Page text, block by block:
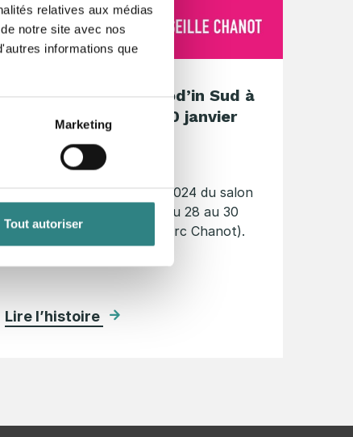
relatives aux médias
notre site avec nos
informations que
Marketing
Tout autoriser
Trivec participe à Food’in Sud à
Marseille, du 28 au 30 janvier
19 décembre 2023
Trivec participe à l’édition 2024 du salon
Food’In Sud, qui aura lieu du 28 au 30
janvier 2024 à Marseille (Parc Chanot).
Un salon méditerranéen…
Lire l’histoire